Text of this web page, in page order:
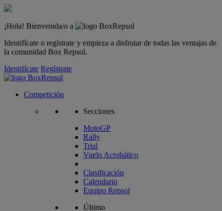
¡Hola! Bienvenida/o a
Identifícate o regístrate y empieza a disfrutar de todas las ventajas de
la comunidad Box Repsol.
Identifícate Regístrate
Competición
Secciones
MotoGP
Rally
Trial
Vuelo Acrobático
Clasificación
Calendario
Equipo Repsol
Último